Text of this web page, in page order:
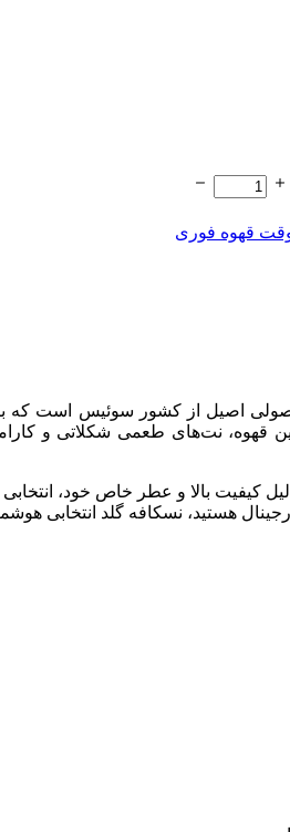
قهوه فوری
50 گرمی محصولی اصیل از کشور سوئیس
این قهوه، نت‌های طعمی شکلاتی و
گرمی به دلیل کیفیت بالا و عطر خاص
هستید، نسکافه گلد انتخابی